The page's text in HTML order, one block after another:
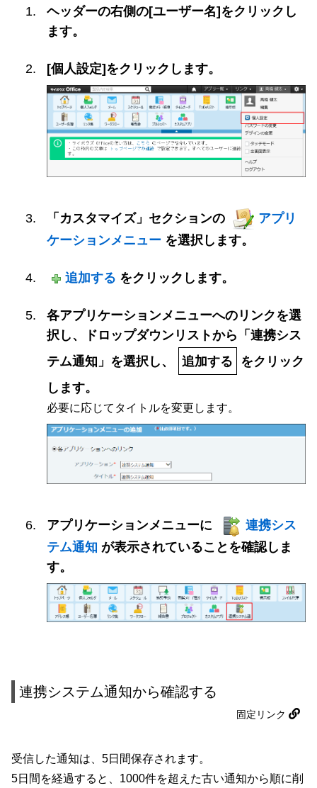
ヘッダーの右側の[ユーザー名]をクリックし
ます。
[個人設定]をクリックします。
「カスタマイズ」セクションの
アプリ
ケーションメニュー を選択します。
追加する をクリックします。
各アプリケーションメニューへのリンクを選
択し、ドロップダウンリストから「連携シス
テム通知」を選択し、
追加する
をクリック
します。
必要に応じてタイトルを変更します。
アプリケーションメニューに
連携シス
テム通知 が表示されていることを確認しま
す。
連携システム通知から確認する
固定リンク
受信した通知は、5日間保存されます。
5日間を経過すると、1000件を超えた古い通知から順に削